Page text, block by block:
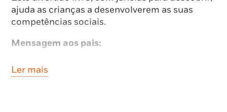
ajuda as crianças a desenvolverem as suas
competências sociais.
Mensagem aos pais:
Aprender a comunicar e criar laços é a chave
para o desenvolvimento social e emocional das
Ler mais